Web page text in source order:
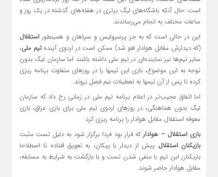
است. حال آنکه باشگاه‌های لیگ برتری در هفته‌های گذشته در یک روز و
ساعات مختلف به انجام می‌رساندند.
این در حالی است که به جز پرسپولیس و سپاهان و همینطوراستقلال
(که دیدارش مقابل هوادار لغو شد) ممکن است در اردوی آیندهتیم ملی،
سایر تیم‌ها نیز نماینده‌ای در تیم ملی داشته باشند اما سازمان لیگ بدون
توجه به این موضوع، بازی این تیمها را در روزهای متفاوت برنامه ریزی
کرده تا پس از آن تیمها به تعطیلات نیم فصل بروند.
اما اتفاق عجیب‌تر در اعلام برنامه تیم ملی در زمانی رخ داد که سازمان
لیگ بدون هماهنگی، در روزهای اردوی تیم ملی برای بازی عراق، بازی
معوقه استقلال مقابل هوادار را برنامه ریزی کرد.
بازی استقلال – هوادارکه قرار بود فردا برگزار شود به دلیل تست مثبت
بازیکنان استقلال پیش از دیدار با پیکان، به تعویق افتاده تا اصطلاحا
بازیکنان این تیم با منفی شدن تست و با بازگشت به شرایط به مسابقه،
مقابل هوادار حاضر شوند.